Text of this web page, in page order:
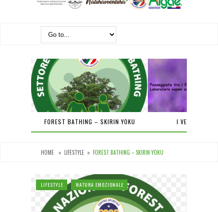
FOREST BATHING – SKIRIN YOKU I VENERDÌ
HOME » LIFESTYLE » FOREST BATHING – SKIRIN YOKU
LIFESTYLE NATURA EMOZIONALE